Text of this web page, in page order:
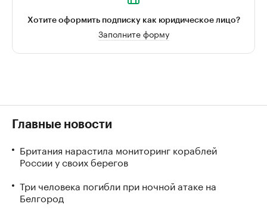
Хотите оформить подписку как юридическое лицо?
Заполните форму
Главные новости
Британия нарастила мониторинг кораблей
России у своих берегов
Три человека погибли при ночной атаке на
Белгород